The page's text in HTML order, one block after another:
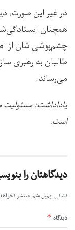
در غیر این صورت،
همچنان
چشم‌پوشی شان از
طالبان به رهبری
می‌رساند.
یاداداشت: مسئولیت
است.
دیدگاهتان را
نشانی ایمیل شما منتشر
دیدگاه *